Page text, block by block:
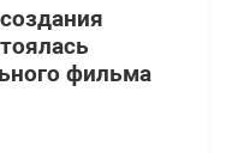
фильма